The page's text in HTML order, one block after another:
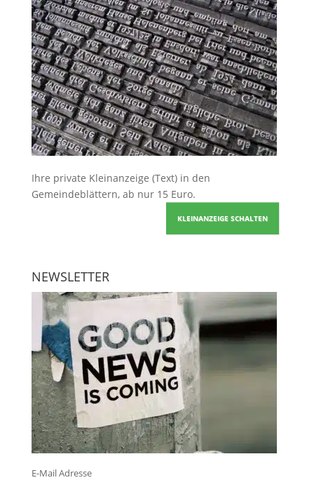
Ihre private Kleinanzeige (Text) in den
Gemeindeblättern, ab nur 15 Euro.
KLEINANZEIGE SCHALTEN
NEWSLETTER
E-Mail Adresse